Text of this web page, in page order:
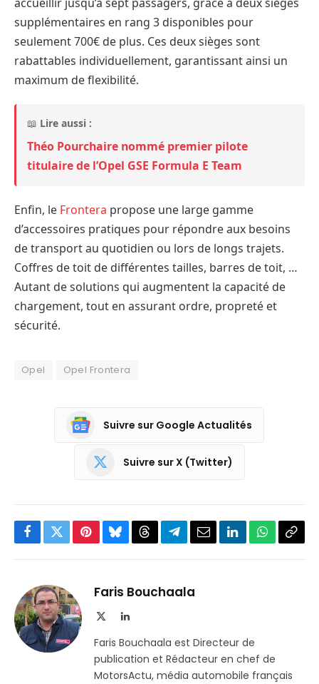
supplémentaires en rang 3 disponibles pour
seulement 700€ de plus. Ces deux sièges sont
rabattables individuellement, garantissant ainsi un
maximum de flexibilité.
📖 Lire aussi :
Théo Pourchaire nommé premier pilote
titulaire de l’Opel GSE Formula E Team
Enfin, le Frontera propose une large gamme
d’accessoires pratiques pour répondre aux besoins
de transport au quotidien ou lors de longs trajets.
Coffres de toit de différentes tailles, barres de toit, …
Autant de solutions qui augmentent la capacité de
chargement, tout en assurant ordre, propreté et
sécurité.
Opel Opel Frontera
Suivre sur Google Actualités
Suivre sur X (Twitter)
Facebook
TwitterPinterestBlueskyThreadsPartager
Telegram
EmailLinkedInWhatsApp
Faris Bouchaala
LinkedIn
Faris Bouchaala est Directeur de
publication et Rédacteur en chef de
MotorsActu, média automobile français